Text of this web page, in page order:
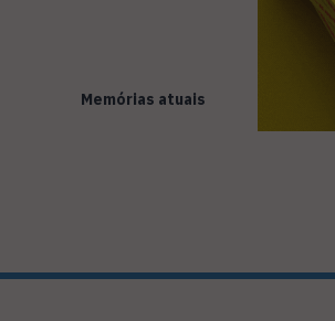
Memórias atuais